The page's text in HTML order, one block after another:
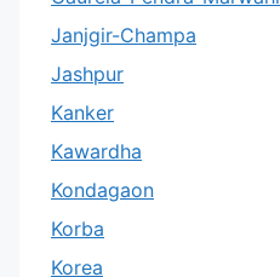
Janjgir-Champa
Jashpur
Kanker
Kawardha
Kondagaon
Korba
Korea